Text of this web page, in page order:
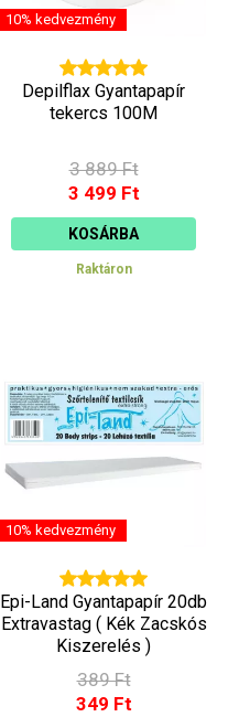
10% kedvezmény
Depilflax Gyantapapír
tekercs 100M
3 889 Ft
3 499 Ft
KOSÁRBA
Raktáron
10% kedvezmény
Epi-Land Gyantapapír 20db
Extravastag ( Kék Zacskós
Kiszerelés )
389 Ft
349 Ft